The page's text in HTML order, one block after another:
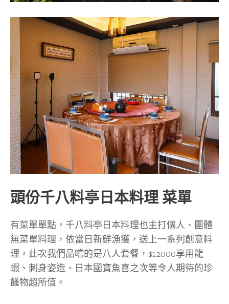
頭份千八料亭日本料理 菜單
有菜單單點，千八料亭日本料理也主打個人、團體
無菜單料理，依當日新鮮漁獲，送上一系列創意料
理，此次我們品嚐的是八人套餐，$12000享用龍
蝦、刺身姿造、日本國寶魚喜之次等令人期待的珍
饈物超所值。